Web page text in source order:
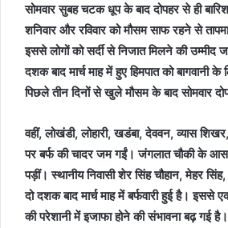
सोमवार सुबह चटक धूप के बाद दोपहर से ही
शनिवार और रविवार को मौसम साफ रहने से
इससे लोगों को सर्दी से निजात मिलने की उम्मीद
दशक बाद मार्च माह में हुए हिमपात को बागवानी
पिछले तीन दिनों से खुले मौसम के बाद सोमवार
वहीं, लोखंडी, लोहारी, खडंबा, देववन, व्यास
पर बर्फ की चादर जम गईं। जंगलात चौकी के
पड़ीं। स्थानीय निवासी शेर सिंह चौहान, मेहर
दो दशक बाद मार्च माह में बर्फवारी हुई है। इससे
की परेशानी में इजाफा होने की संभावना बढ़ गई